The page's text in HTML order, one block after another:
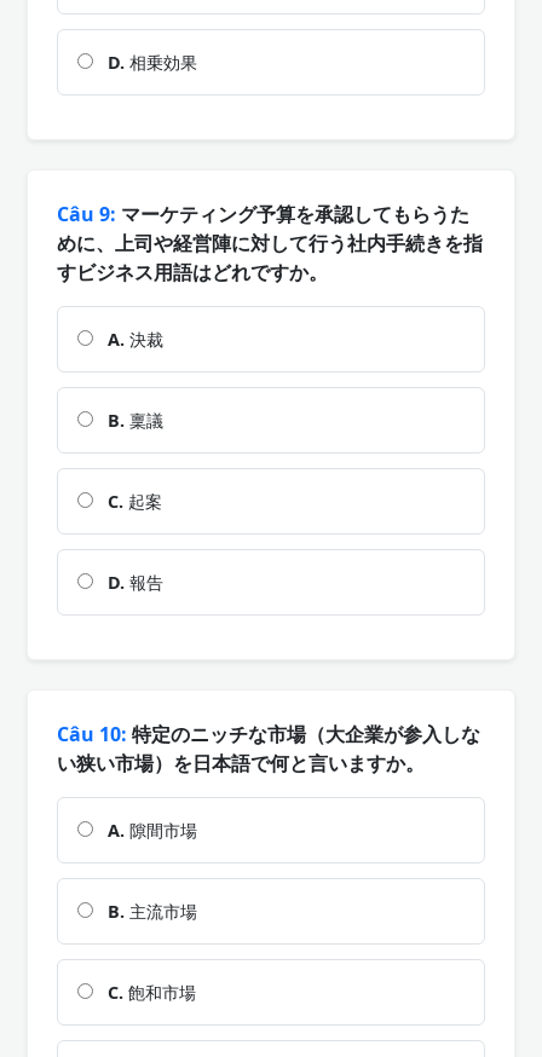
D. 相乗効果
Câu 9: マーケティング予算を承認してもらうた
めに、上司や経営陣に対して行う社内手続きを指
すビジネス用語はどれですか。
A. 決裁
B. 稟議
C. 起案
D. 報告
Câu 10: 特定のニッチな市場（大企業が参入しな
い狭い市場）を日本語で何と言いますか。
A. 隙間市場
B. 主流市場
C. 飽和市場